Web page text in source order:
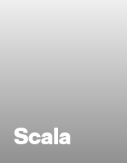
Scala